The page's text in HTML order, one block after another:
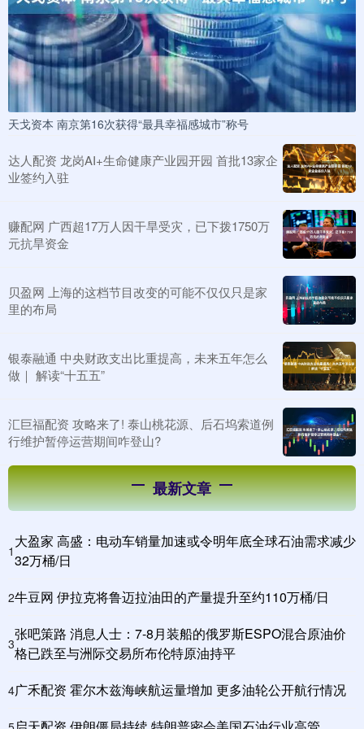
天戈资本 南京第16次获得“最具幸福感城市”称号
达人配资 龙岗AI+生命健康产业园开园 首批13家企
业签约入驻
赚配网 广西超17万人因干旱受灾，已下拨1750万
元抗旱资金
贝盈网 上海的这档节目改变的可能不仅仅只是家
里的布局
银泰融通 中央财政支出比重提高，未来五年怎么
做｜ 解读“十五五”
汇巨福配资 攻略来了! 泰山桃花源、后石坞索道例
行维护暂停运营期间咋登山?
最新文章
1
大盈家 高盛：电动车销量加速或令明年底全球石油需求减少
32万桶/日
2牛豆网 伊拉克将鲁迈拉油田的产量提升至约110万桶/日
3
张吧策路 消息人士：7-8月装船的俄罗斯ESPO混合原油价
格已跌至与洲际交易所布伦特原油持平
4广禾配资 霍尔木兹海峡航运量增加 更多油轮公开航行情况